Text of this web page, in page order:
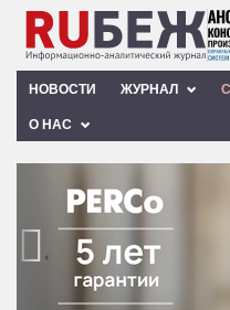
НОВОСТИ ЖУРНАЛ
О НАС
‹